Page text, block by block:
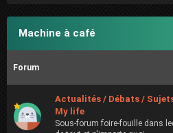
Machine à café
Forum
Actualités / Débats /
My life
Sous-forum foire-fouille dans